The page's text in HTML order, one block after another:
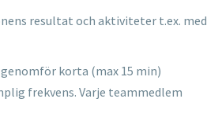
resultat och aktiviteter t.ex. med
korta (max 15 min)
frekvens. Varje teammedlem